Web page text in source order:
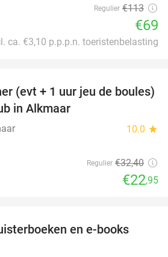
Regulier €113
€69
ca. €3,10 p.p.p.n. toeristenbelasting
29%
(evt + 1 uur jeu de boules)
in Alkmaar
10.0 star
Regulier €32,40
€22,95
en e-books